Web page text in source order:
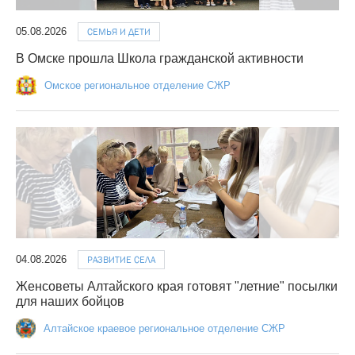
05.08.2026 СЕМЬЯ И ДЕТИ
В Омске прошла Школа гражданской активности
Омское региональное отделение СЖР
04.08.2026 РАЗВИТИЕ СЕЛА
Женсоветы Алтайского края готовят "летние" посылки
для наших бойцов
Алтайское краевое региональное отделение СЖР